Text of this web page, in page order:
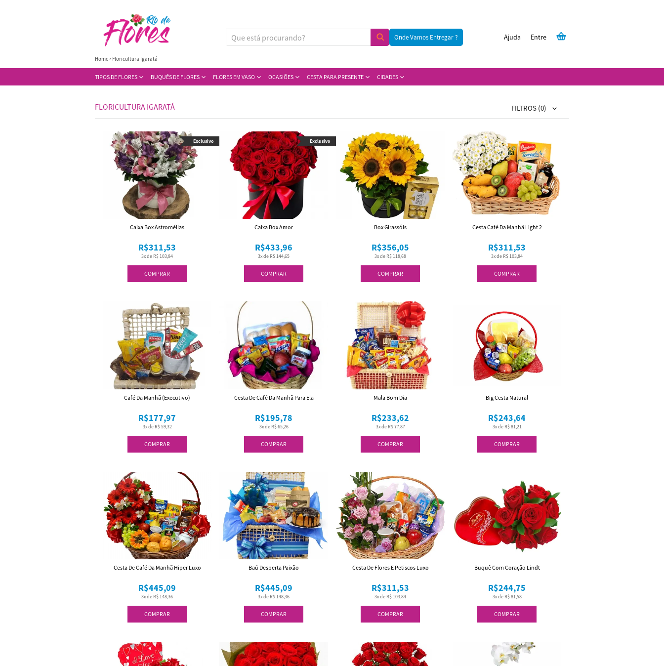
Onde Vamos Entregar ? Entre
Ajuda
TIPOS DE FLORES BUQUÊS DE FLORES FLORES EM VASO OCASIÕES CESTA PARA PRESENTE CIDADES
Home Floricultura Igaratá
FLORICULTURA IGARATÁ FILTROS (0)
COMPRAR
3x de R$ 103,84
R$311,53
Caixa Box Astromélias
Exclusivo
COMPRAR
3x de R$ 144,65
R$433,96
Caixa Box Amor
Exclusivo
COMPRAR
3x de R$ 118,68
R$356,05
Box Girassóis
COMPRAR
3x de R$ 103,84
R$311,53
Cesta Café Da Manhã Light 2
COMPRAR
3x de R$ 59,32
R$177,97
Café Da Manhã (Executivo)
COMPRAR
3x de R$ 65,26
R$195,78
Cesta De Café Da Manhã Para Ela
COMPRAR
3x de R$ 77,87
R$233,62
Mala Bom Dia
COMPRAR
3x de R$ 81,21
R$243,64
Big Cesta Natural
COMPRAR
3x de R$ 148,36
R$445,09
Cesta De Café Da Manhã Hiper Luxo
COMPRAR
3x de R$ 148,36
R$445,09
Baú Desperta Paixão
COMPRAR
3x de R$ 103,84
R$311,53
Cesta De Flores E Petiscos Luxo
COMPRAR
3x de R$ 81,58
R$244,75
Buquê Com Coração Lindt